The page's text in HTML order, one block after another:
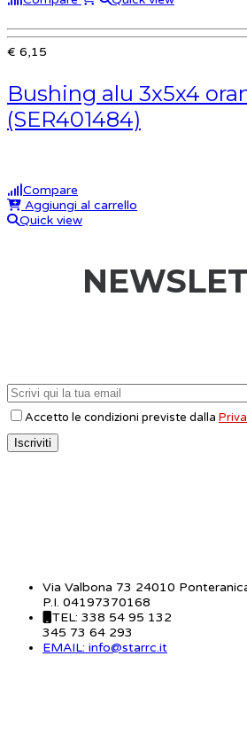
€ 6,15
Bushing alu 3x5x4
(SER401484)
Compare
Aggiungi al carrello
Quick view
Accetto le condizioni previste dalla
Via Valbona 73 24010
P.I. 04197370168
TEL: 338 54 95 132
345 73 64 293
EMAIL: info@starrc.it